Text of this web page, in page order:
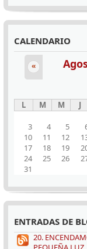
CALENDARIO
«
L M M J
3
4 5
10
11 12
17
18 19
24
25 26
31
ENTRADAS DE
20.